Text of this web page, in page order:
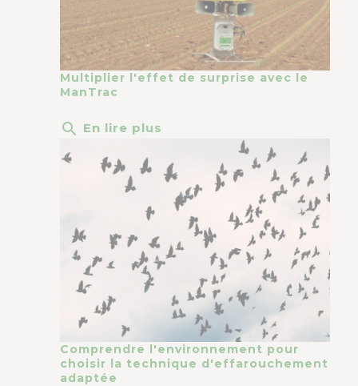
Multiplier l'effet de surprise avec le
ManTrac
search En lire plus
Comprendre l'environnement pour
choisir la technique d'effarouchement
adaptée